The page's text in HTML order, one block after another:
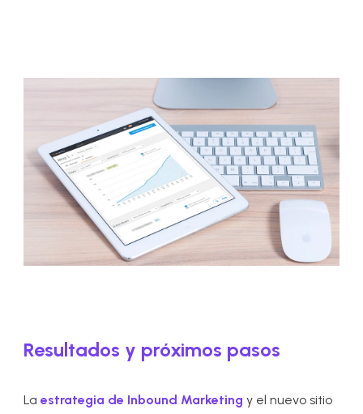
Resultados y próximos pasos
Laestrategia de Inbound Marketing y el nuevo sitio